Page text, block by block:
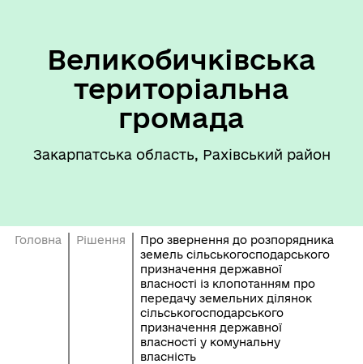
Великобичківська
територіальна
громада
Закарпатська область, Рахівський район
Головна Рішення
Про звернення до розпорядника
земель сільськогосподарського
призначення державної
власності із клопотанням про
передачу земельних ділянок
сільськогосподарського
призначення державної
власності у комунальну
власність